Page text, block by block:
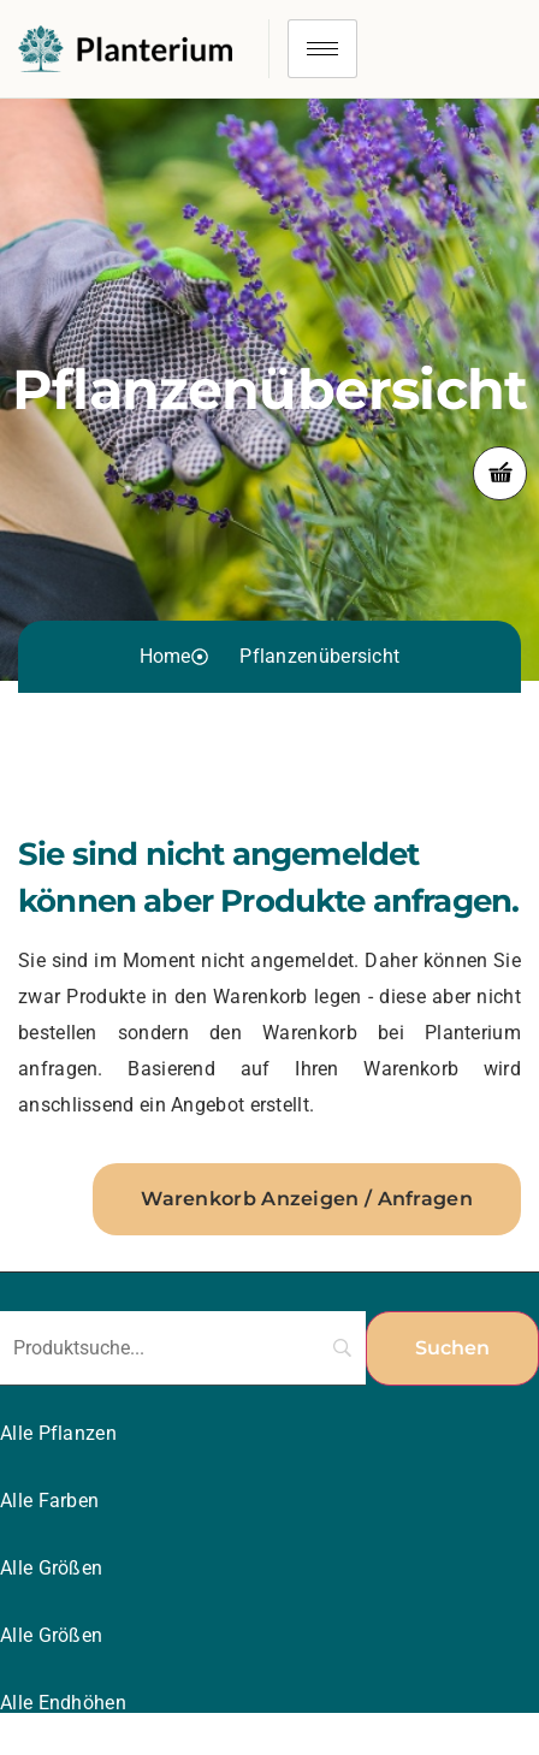
Pflanzenübersicht
Home Pflanzenübersicht
Sie sind nicht angemeldet
können aber Produkte anfragen.
Sie sind im Moment nicht angemeldet. Daher können Sie
zwar Produkte in den Warenkorb legen - diese aber nicht
bestellen sondern den Warenkorb bei Planterium
anfragen. Basierend auf Ihren Warenkorb wird
anschlissend ein Angebot erstellt.
Warenkorb Anzeigen / Anfragen
Alle Pflanzen
Alle Farben
Alle Größen
Alle Größen
Alle Endhöhen